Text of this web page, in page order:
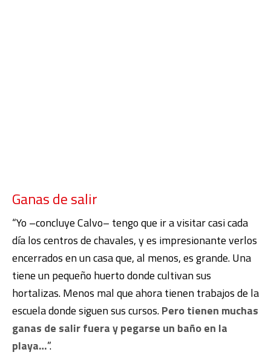
Ganas de salir
“Yo –concluye Calvo– tengo que ir a visitar casi cada
día los centros de chavales, y es impresionante verlos
encerrados en un casa que, al menos, es grande. Una
tiene un pequeño huerto donde cultivan sus
hortalizas. Menos mal que ahora tienen trabajos de la
escuela donde siguen sus cursos.Pero tienen muchas
ganas de salir fuera y pegarse un baño en la
playa…”.